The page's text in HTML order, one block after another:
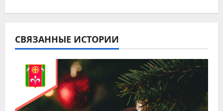
а
ц
и
СВЯЗАННЫЕ ИСТОРИИ